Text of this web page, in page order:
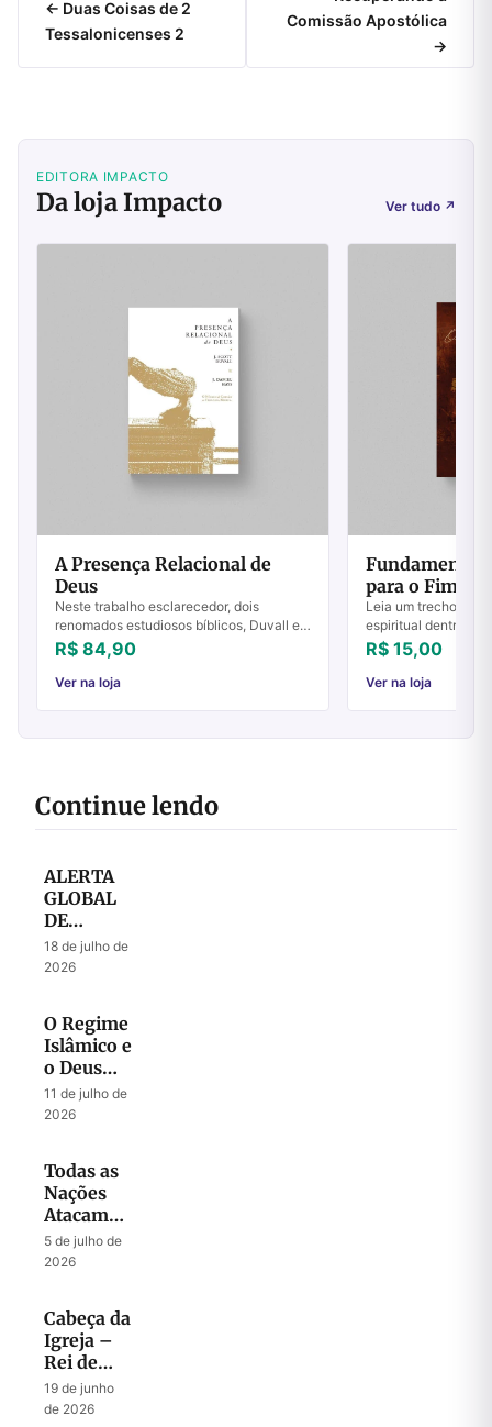
← Duas Coisas de 2
Tessalonicenses 2
Comissão Apostólica
→
EDITORA IMPACTO
Da loja Impacto Ver tudo ↗
A Presença Relacional de
Deus
Neste trabalho esclarecedor, dois
renomados estudiosos bíblicos, Duvall e
Hays, apresentam uma exploração
convincente sobre a unidade da Bíblia.
Eles revelam...
R$ 84,90
Ver na loja
Fundamentos
para o Fim
1
Leia um trecho do
espiritual dentro da
momento em que
o seu Reino e
R$ 15,00
Ver na loja
Continue lendo
ALERTA
GLOBAL
DE
ORAÇÃO
– Julho
18 de julho de
2026
O Regime
Islâmico e
o Deus
que
Liberta
11 de julho de
2026
Todas as
Nações
Atacam
Jerusalém
5 de julho de
2026
Cabeça da
Igreja –
Rei de
Israel
19 de junho
de 2026